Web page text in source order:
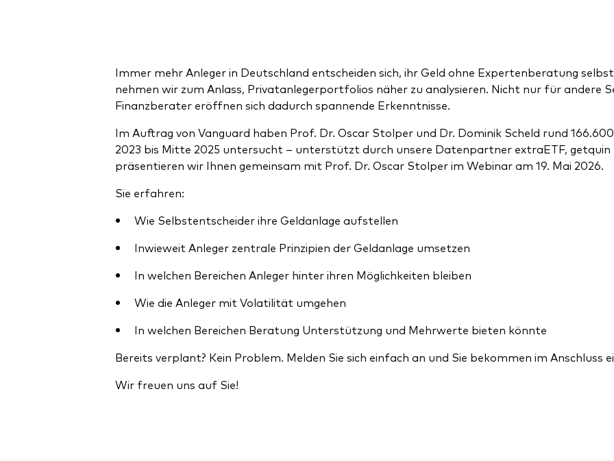
Immer mehr Anleger in Deutschland entscheiden sich, ihr Geld ohne Expertenberatung
nehmen wir zum Anlass, Privatanlegerportfolios näher zu analysieren. Nicht nur für andere
Finanzberater eröffnen sich dadurch spannende Erkenntnisse.
Im Auftrag von Vanguard haben Prof. Dr. Oscar Stolper und Dr. Dominik Scheld rund
2023 bis Mitte 2025 untersucht – unterstützt durch unsere Datenpartner extraETF, getquin
präsentieren wir Ihnen gemeinsam mit Prof. Dr. Oscar Stolper im Webinar am 19. Mai 2026.
Sie erfahren:
Wie Selbstentscheider ihre Geldanlage aufstellen
Inwieweit Anleger zentrale Prinzipien der Geldanlage umsetzen
In welchen Bereichen Anleger hinter ihren Möglichkeiten bleiben
Wie die Anleger mit Volatilität umgehen
In welchen Bereichen Beratung Unterstützung und Mehrwerte bieten könnte
Bereits verplant? Kein Problem. Melden Sie sich einfach an und Sie bekommen im Anschluss
Wir freuen uns auf Sie!